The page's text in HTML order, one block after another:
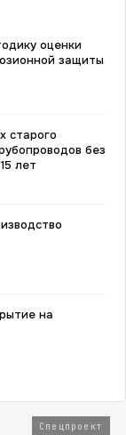
оценки
защиты
старого
без
лет
на
Спецпроект